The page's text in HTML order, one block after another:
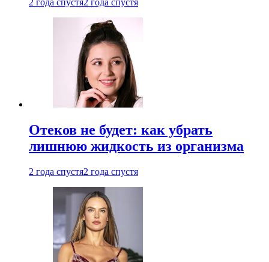
Отеков не будет: как убрать
лишнюю жидкость из организма
2 года спустя2 года спустя